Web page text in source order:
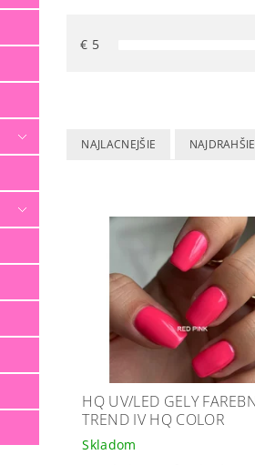
€ 5
NAJLACNEJŠIE NAJDRAHŠIE
HQ UV/LED GELY
TREND IV HQ COLOR
Skladom